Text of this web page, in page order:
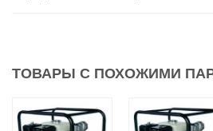
ТОВАРЫ С ПОХОЖИМИ